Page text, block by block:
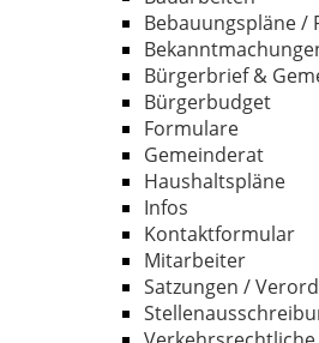
Bebauungspläne /
Bürgerbrief &
Bürgerbudget
Formulare
Gemeinderat
Haushaltspläne
Infos
Kontaktformular
Mitarbeiter
Satzungen /